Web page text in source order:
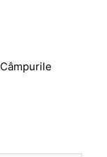
Câmpurile